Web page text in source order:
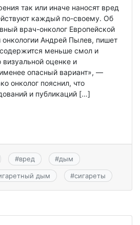
так или иначе наносят вред
каждый по-своему. Об
врач-онколог Европейской
онкологии Андрей Пылев, пишет
содержится меньше смол и
оценке и
опасный вариант», —
онколог пояснил, что
и публикаций […]
#вред #дым
дым #сигареты